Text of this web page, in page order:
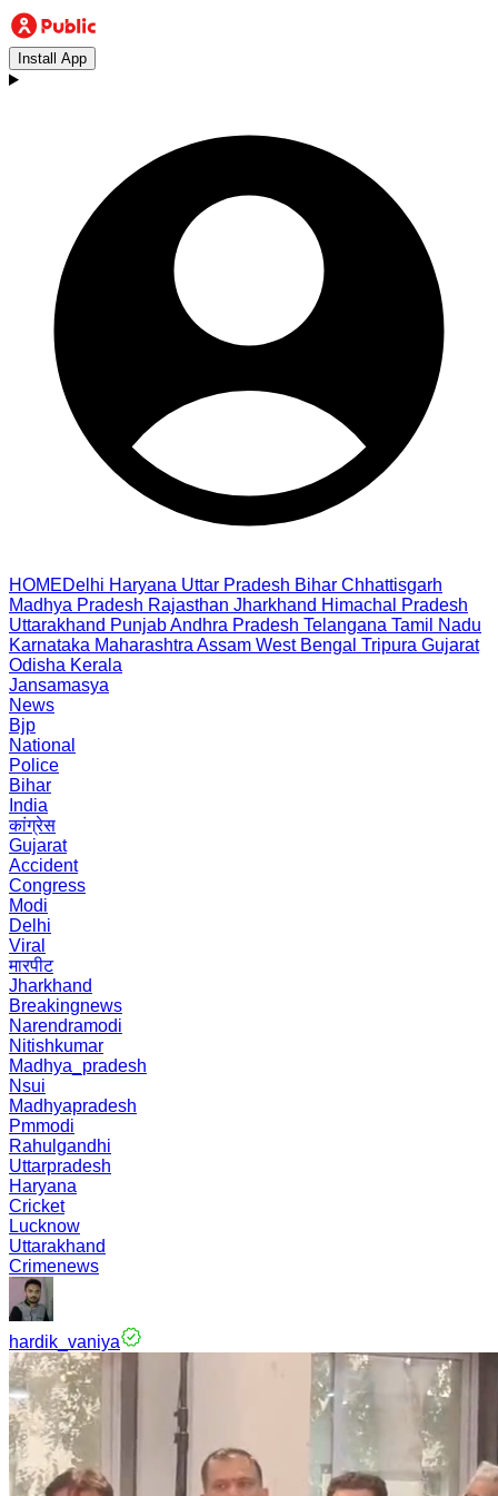
Install App
HOMEDelhi Haryana Uttar Pradesh Bihar Chhattisgarh
Madhya Pradesh Rajasthan Jharkhand Himachal Pradesh
Uttarakhand PunjabAndhra Pradesh Telangana Tamil Nadu
Karnataka Maharashtra Assam West Bengal Tripura Gujarat
Odisha Kerala
Jansamasya
News
Bjp
National
Police
Bihar
India
कांग्रेस
Gujarat
Accident
Congress
Modi
Delhi
Viral
मारपीट
Jharkhand
Breakingnews
Narendramodi
Nitishkumar
Madhya_pradesh
Nsui
Madhyapradesh
Pmmodi
Rahulgandhi
Uttarpradesh
Haryana
Cricket
Lucknow
Uttarakhand
Crimenews
hardik_vaniya